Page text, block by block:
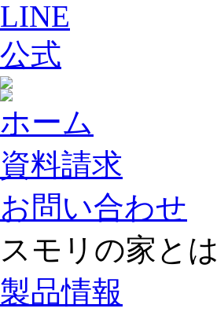
ホーム
資料請求
お問い合わせ
スモリの家とは
製品情報